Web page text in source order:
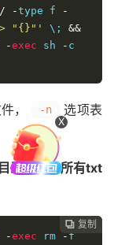
/ -type f
-
> "{}"' \; &&
-exec sh -
， -n
选项表
录下名为所有txt
 复制
-exec rm -
X